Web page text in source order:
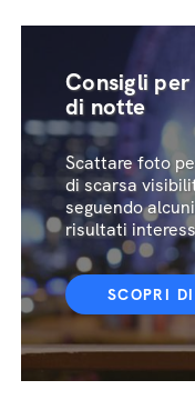
Consigli
di notte
Scattare foto
di scarsa
seguendo
risultati
SCOPRI